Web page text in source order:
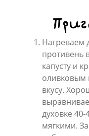
Нагреваем
противень
капусту и
оливковым
вкусу.
духовке
мягкими.